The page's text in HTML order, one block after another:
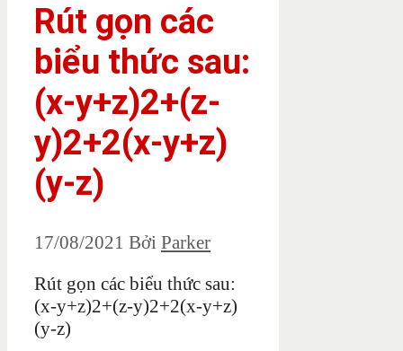
Rút gọn các
biểu thức sau:
(x-y+z)2+(z-
y)2+2(x-y+z)
(y-z)
17/08/2021 Bởi Parker
Rút gọn các biểu thức sau:
(x-y+z)2+(z-y)2+2(x-y+z)
(y-z)